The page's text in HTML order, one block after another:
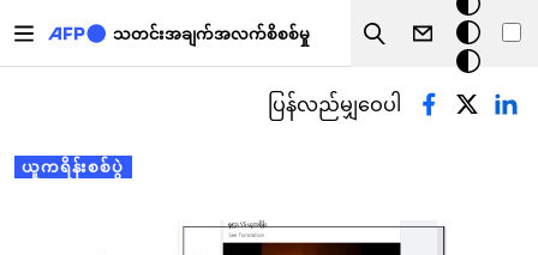
သတင်းအချက်အလက်စိစစ်မှု
Search
မှောင်
မုဒ်
ယူကရိန်းစစ်ပွဲ
ပြန်လည်မျှဝေပါ